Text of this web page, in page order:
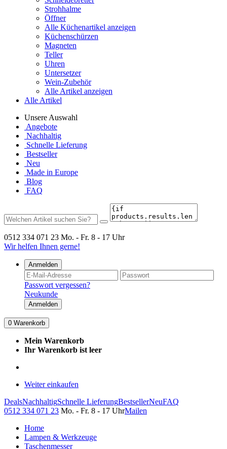
Strohhalme
Öffner
Alle Küchenartikel anzeigen
Küchenschürzen
Magneten
Teller
Uhren
Untersetzer
Wein-Zubehör
Alle Artikel anzeigen
Alle Artikel
Unsere Auswahl
Angebote
Nachhaltig
Schnelle Lieferung
Bestseller
Neu
Made in Europe
Blog
FAQ
0512 334 071 23 Mo. - Fr. 8 - 17 Uhr
Wir helfen Ihnen gerne!
Anmelden
Passwort vergessen?
Neukunde
Anmelden
0 Warenkorb
Mein Warenkorb
Ihr Warenkorb ist leer
Weiter einkaufen
DealsNachhaltigSchnelle LieferungBestsellerNeuFAQ
0512 334 071 23 Mo. - Fr. 8 - 17 UhrMailen
Home
Lampen & Werkzeuge
Taschenmesser